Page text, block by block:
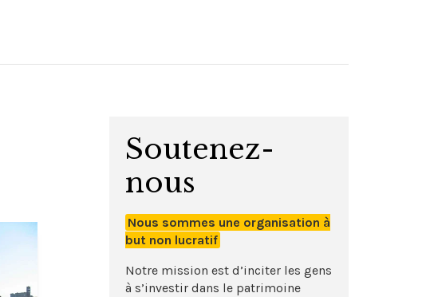
Soutenez-
nous
Nous sommes une organisation à
but non lucratif
Notre mission est d’inciter les gens
à s’investir dans le patrimoine